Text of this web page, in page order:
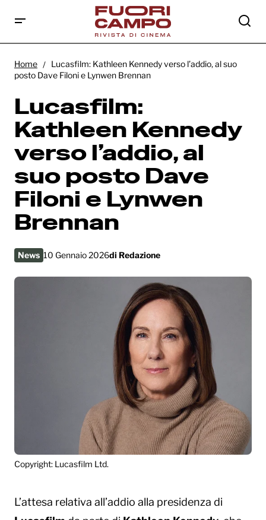
al suo posto Dave Filoni e Lynwen Brennan
Home
Lucasfilm: Kathleen Kennedy verso l’addio, al suo
posto Dave Filoni e Lynwen Brennan
Lucasfilm:
Kathleen Kennedy
verso l’addio, al
suo posto Dave
Filoni e Lynwen
Brennan
News 10 Gennaio 2026di Redazione
Copyright: Lucasfilm Ltd.
L’attesa relativa all’addio alla presidenza di